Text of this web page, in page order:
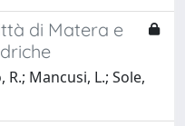
di Matera e
R.; Mancusi, L.; Sole,